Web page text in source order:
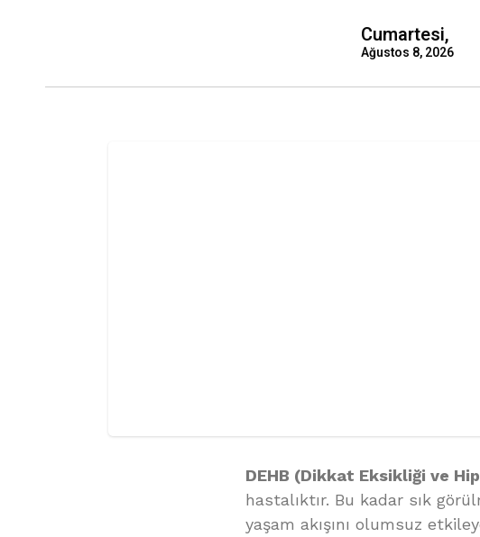
Cumartesi,
Ağustos 8, 2026
DEHB (Dikkat Eksikliği ve
hastalıktır. Bu kadar sık
yaşam akışını olumsuz